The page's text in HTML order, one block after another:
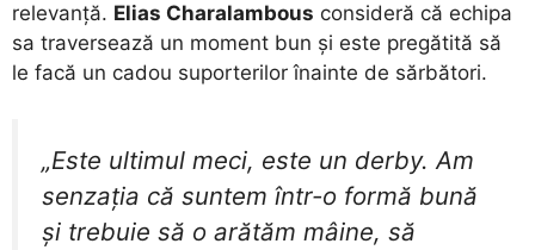
relevanță. Elias Charalambous consideră că echipa
sa traversează un moment bun și este pregătită să
le facă un cadou suporterilor înainte de sărbători.
​„Este ultimul meci, este un derby. Am
senzaţia că suntem într-o formă bună
şi trebuie să o arătăm mâine, să